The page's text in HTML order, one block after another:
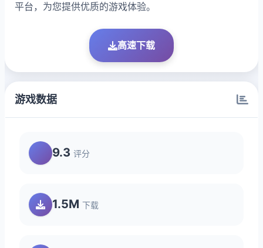
平台，为您提供优质的游戏体验。
高速下载
游戏数据
9.3 评分
1.5M 下载